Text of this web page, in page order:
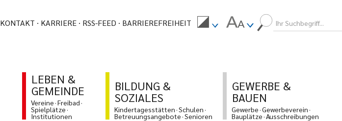
KONTAKT KARRIERE RSS-FEED BARRIEREFREIHEIT
LEBEN &
GEMEINDE
Vereine Freibad
Spielplätze
Institutionen
BILDUNG &
SOZIALES
Kindertagesstätten Schulen
Betreuungsangebote Senioren
GEWERBE &
BAUEN
Gewerbe Gewerbeverein
Bauplätze Ausschreibungen